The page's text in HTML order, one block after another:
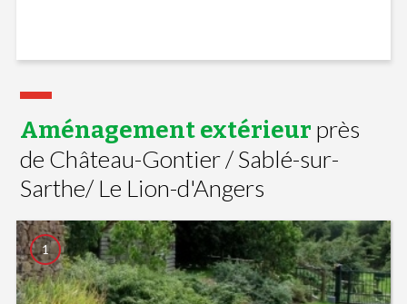
Aménagement extérieur près
de Château-Gontier / Sablé-sur-
Sarthe/ Le Lion-d'Angers
1